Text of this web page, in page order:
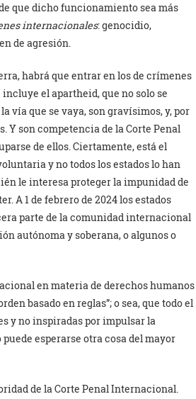
que dicho funcionamiento sea más
internacionales: genocidio,
de agresión.
habrá que entrar en los de crímenes
el apartheid, que no solo se
vía que se vaya, son gravísimos, y, por
son competencia de la Corte Penal
de ellos. Ciertamente, está el
y no todos los estados lo han
le interesa proteger la impunidad de
A 1 de febrero de 2024 los estados
parte de la comunidad internacional
autónoma y soberana, o algunos o
en materia de derechos humanos
basado en reglas”; o sea, que todo el
y no inspiradas por impulsar la
esperarse otra cosa del mayor
de la Corte Penal Internacional.